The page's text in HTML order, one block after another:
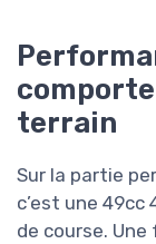
terrain
Sur la partie
c’est une
de course.